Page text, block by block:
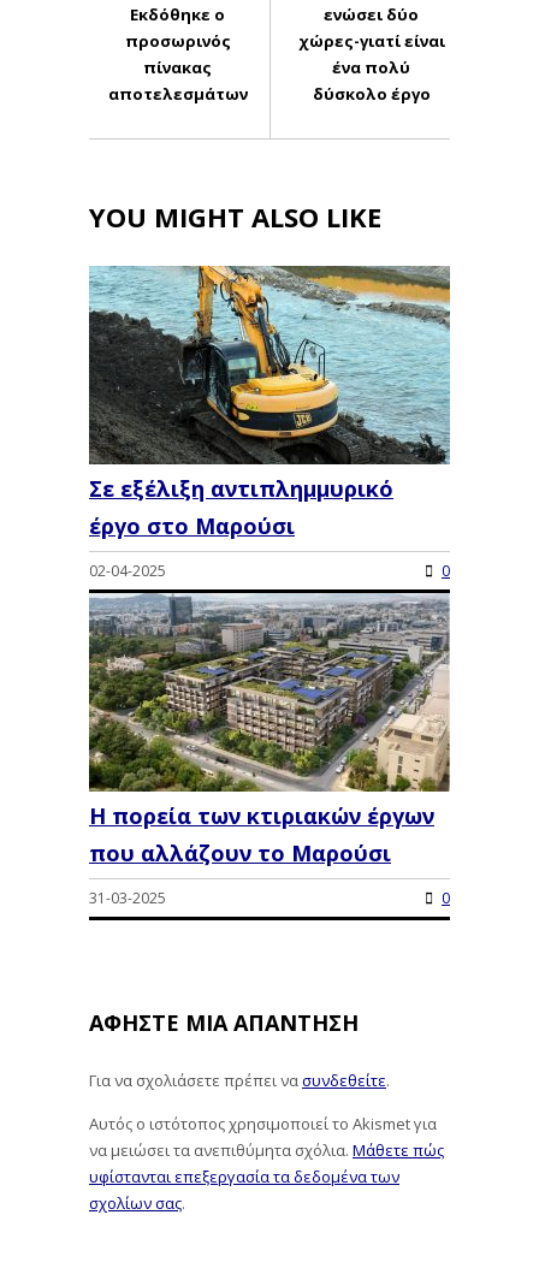
Εκδόθηκε ο
προσωρινός
πίνακας
αποτελεσμάτων
ενώσει δύο
χώρες-γιατί είναι
ένα πολύ
δύσκολο έργο
YOU MIGHT ALSO LIKE
Σε εξέλιξη αντιπλημμυρικό
έργο στο Μαρούσι
02-04-2025 0
Η πορεία των κτιριακών έργων
που αλλάζουν το Μαρούσι
31-03-2025 0
ΑΦΉΣΤΕ ΜΙΑ ΑΠΆΝΤΗΣΗ
Για να σχολιάσετε πρέπει νασυνδεθείτε.
Αυτός ο ιστότοπος χρησιμοποιεί το Akismet για
να μειώσει τα ανεπιθύμητα σχόλια. Μάθετε πώς
υφίστανται επεξεργασία τα δεδομένα των
σχολίων σας.